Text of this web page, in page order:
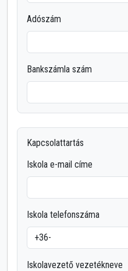
Adószám
Bankszámla szám
Kapcsolattartás
Iskola e-mail címe
Iskola telefonszáma
Iskolavezető vezetékneve